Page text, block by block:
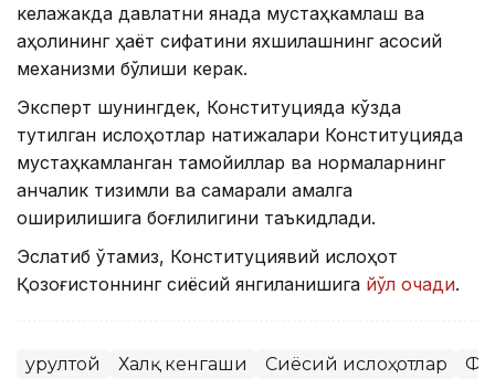
келажакда давлатни янада мустаҳкамлаш ва
аҳолининг ҳаёт сифатини яхшилашнинг асосий
механизми бўлиши керак.
Эксперт шунингдек, Конституцияда кўзда
тутилган ислоҳотлар натижалари Конституцияда
мустаҳкамланган тамойиллар ва нормаларнинг
қанчалик тизимли ва самарали амалга
оширилишига боғлиқлигини таъкидлади.
Эслатиб ўтамиз, Конституциявий ислоҳот
Қозоғистоннинг сиёсий янгиланишига йўл очади.
Қурултой Халқ кенгаши Сиёсий ислоҳотлар